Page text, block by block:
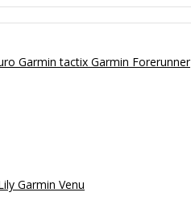
Garmin tactix Garmin Forerunner
Garmin Venu